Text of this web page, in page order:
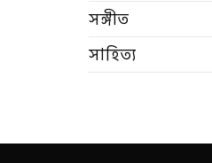
সঙ্গীত
সাহিত্য